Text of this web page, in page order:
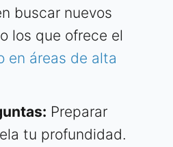
buscar nuevos
los que ofrece el
en áreas de alta
Preparar
tu profundidad.